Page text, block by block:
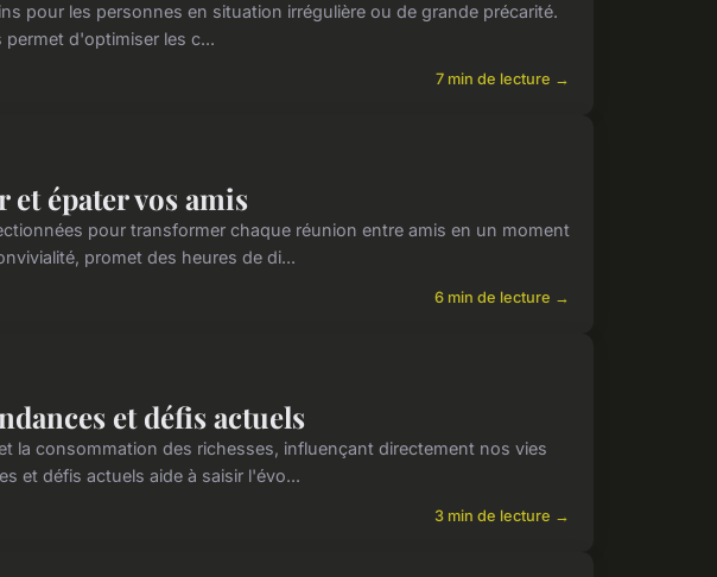
pour les personnes en situation irrégulière ou de grande précarité.
permet d'optimiser les c...
7 min de lecture →
épater vos amis
pour transformer chaque réunion entre amis en un moment
promet des heures de di...
6 min de lecture →
et défis actuels
la consommation des richesses, influençant directement nos vies
et défis actuels aide à saisir l'évo...
3 min de lecture →